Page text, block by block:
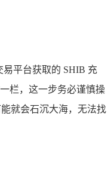
平台获取的 SHIB 充
栏，这一步务必谨慎操
就会石沉大海，无法找